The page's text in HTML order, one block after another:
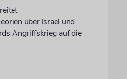
über Israel und
Angriffskrieg auf die